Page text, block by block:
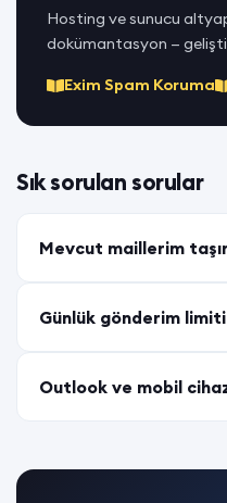
Hosting ve sunucu
dokümantasyon —
Exim Spam Koruma
Sık sorulan sorular
Mevcut maillerim
Günlük gönderim limiti
Outlook ve mobil